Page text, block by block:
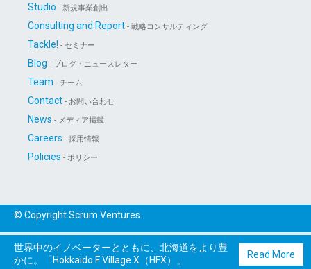
Studio - 新規事業創出
Consulting and Report - 戦略コンサルティング
Tackle! - セミナー
Blog - ブログ・ニュースレター
Team - チーム
Contact - お問い合わせ
News - メディア掲載
Careers - 採用情報
Policies - ポリシー
© Copyright Scrum Ventures.
世界中のイノベーターとともに、北海道をより豊
かに。「Hokkaido F Village X（HFX）」
Read More